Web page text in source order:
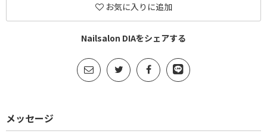
お気に入りに追加
Nailsalon DIAをシェアする
メッセージ